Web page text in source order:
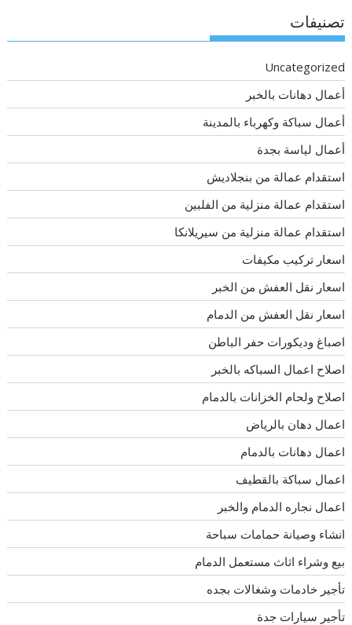
تصنيفات
Uncategorized
أعمال دهانات بالخبر
أعمال سباكة وكهرباء بالمدينة
أعمال لياسة بجدة
استقدام عمالة من بنجلاديش
استقدام عمالة منزلية من الفلبين
استقدام عمالة منزلية من سيريلانكا
اسعار تركيب مكيفات
اسعار نقل العفش من الخبر
اسعار نقل العفش من الدمام
اصباغ وديكورات حفر الباطن
اصلاح اعمال السباكه بالخبر
اصلاح ولحام الخزانات بالدمام
اعمال دهان بالرياض
اعمال دهانات بالدمام
اعمال سباكة بالقطيف
اعمال نجاره الدمام والخبر
انشاء وصيانة حمامات سباحة
بيع وشراء اثاث مستعمل الدمام
تأجير خادمات وشغالات بجده
تأجير سيارات جدة